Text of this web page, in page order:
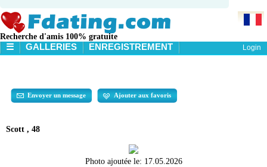
Recherche d'amis 100% gratuite
☰
RECHERCHE
GALLERIES ENREGISTREMENT Login
Envoyer un message Ajouter aux favoris
Scott , 48
Photo ajoutée le: 17.05.2026